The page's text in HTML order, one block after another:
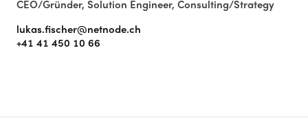
CEO/Gründer, Solution Engineer, Consulting/Strategy
lukas.fischer@netnode.ch
+41 41 450 10 66